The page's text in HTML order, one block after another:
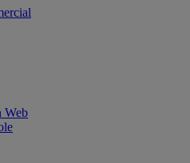
Web